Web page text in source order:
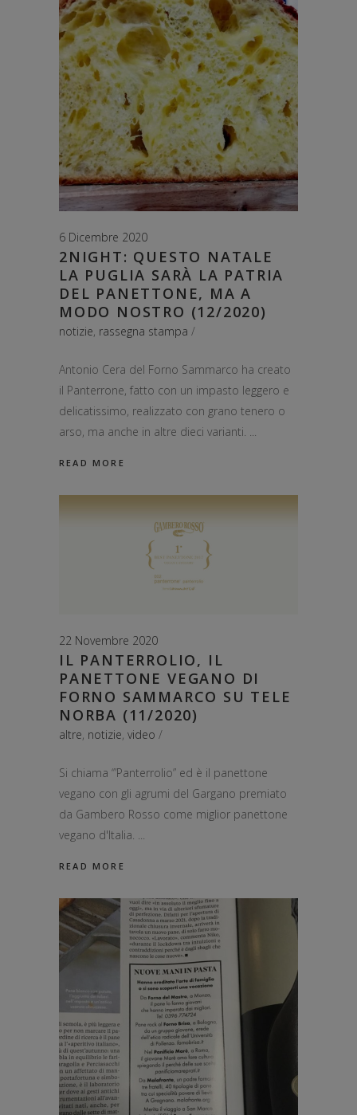
6 Dicembre 2020
2NIGHT: QUESTO NATALE
LA PUGLIA SARÀ LA PATRIA
DEL PANETTONE, MA A
MODO NOSTRO (12/2020)
notizie, rassegna stampa
Antonio Cera del Forno Sammarco ha creato
il Panterrone, fatto con un impasto leggero e
delicatissimo, realizzato con grano tenero o
arso, ma anche in altre dieci varianti.
READ MORE
22 Novembre 2020
IL PANTERROLIO, IL
PANETTONE VEGANO DI
FORNO SAMMARCO SU TELE
NORBA (11/2020)
altre, notizie, video
Si chiama ‘”Panterrolio” ed è il panettone
vegano con gli agrumi del Gargano premiato
da Gambero Rosso come miglior panettone
vegano d'Italia.
READ MORE